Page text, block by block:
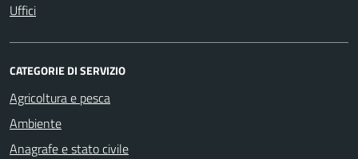
Uffici
CATEGORIE DI SERVIZIO
Agricoltura e pesca
Ambiente
Anagrafe e stato civile